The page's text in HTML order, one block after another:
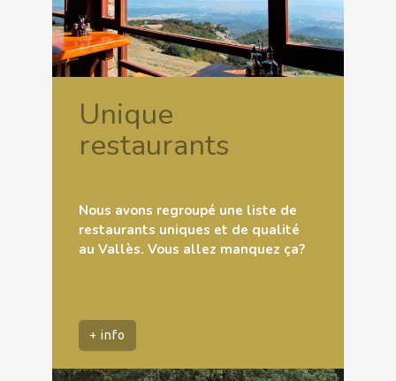
Unique
restaurants
Nous avons regroupé une liste de
restaurants uniques et de qualité
au Vallès. Vous allez manquez ça?
+ info